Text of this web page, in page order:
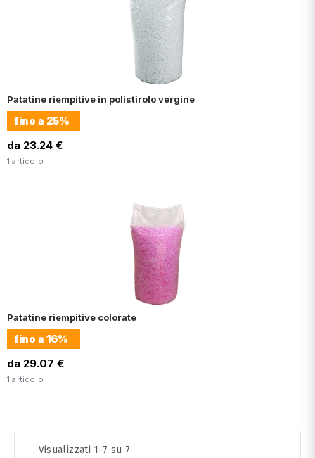
Patatine riempitive in polistirolo vergine
fino a 25%
da 23.24 €
1 articolo
Patatine riempitive colorate
fino a 16%
da 29.07 €
1 articolo
Visualizzati 1-7 su 7